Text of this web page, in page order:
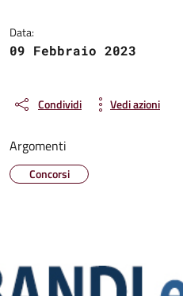
Data:
09 Febbraio 2023
Condividi Vedi azioni
Argomenti
Concorsi